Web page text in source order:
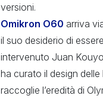
versioni.
Omikron O60 arriva
il suo desiderio di
intervenuto Juan
ha curato il design
raccoglie l’eredità di